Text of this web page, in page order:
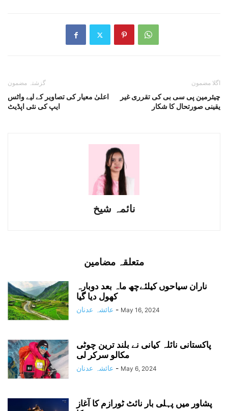
گزشتہ مضمون
اعلیٰ معیار کی تصاویر کے لیے واٹس
ایپ کی نئی اپڈیٹ
اگلا مضمون
چیئرمین پی سی بی کی تقرری غیر
یقینی صورتحال کا شکار
نائمہ شیخ
متعلقہ مضامین
ناران سیاحوں کیلئےچھ ماہ بعد دوبارہ
کھول دیا گیا
عائشہ عدنان - May 16, 2024
پاکستانی نائلہ کیانی نے بلند ترین چوٹی
مکالو سرکر لی
عائشہ عدنان - May 6, 2024
پشاور میں پہلی بار نائٹ ٹورازم کا آغاز